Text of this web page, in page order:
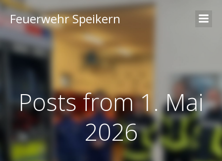
Feuerwehr Speikern
Posts from 1. Mai
2026